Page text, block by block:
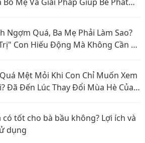
Ngợm Quá, Ba Mẹ Phải Làm Sao?
Con Hiếu Động Mà Không Cần La
Mệt Mỏi Khi Con Chỉ Muốn Xem
Đã Đến Lúc Thay Đổi Mùa Hè Của
có tốt cho bà bầu không? Lợi ích và
dụng